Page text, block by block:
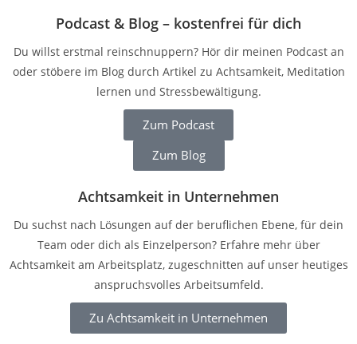
Podcast & Blog – kostenfrei für dich
Du willst erstmal reinschnuppern? Hör dir meinen Podcast an
oder stöbere im Blog durch Artikel zu Achtsamkeit, Meditation
lernen und Stressbewältigung.
Zum Podcast
Zum Blog
Achtsamkeit in Unternehmen
Du suchst nach Lösungen auf der beruflichen Ebene, für dein
Team oder dich als Einzelperson? Erfahre mehr über
Achtsamkeit am Arbeitsplatz, zugeschnitten auf unser heutiges
anspruchsvolles Arbeitsumfeld.
Zu Achtsamkeit in Unternehmen